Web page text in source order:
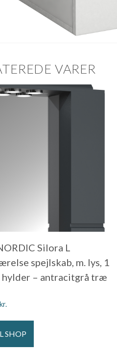
VARER
Silora L
spejlskab, m. lys, 1
hylder – antracitgrå træ
kr.
SHOP